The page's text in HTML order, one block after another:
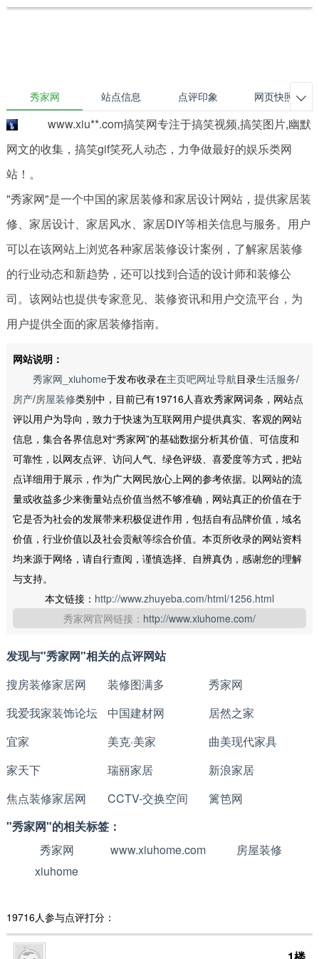
秀家网 站点信息 点评印象 网页快照 
www.xiu**.com搞笑网专注于搞笑视频,搞笑图片,幽默
网文的收集，搞笑gif笑死人动态，力争做最好的娱乐类网
站！。
"秀家网"是一个中国的家居装修和家居设计网站，提供家居装
修、家居设计、家居风水、家居DIY等相关信息与服务。用户
可以在该网站上浏览各种家居装修设计案例，了解家居装修
的行业动态和新趋势，还可以找到合适的设计师和装修公
司。该网站也提供专家意见、装修资讯和用户交流平台，为
用户提供全面的家居装修指南。
网站说明：
秀家网_xiuhome于发布收录在主页吧网址导航目录生活服务/
房产/房屋装修类别中，目前已有19716人喜欢秀家网词条，网站点
评以用户为导向，致力于快速为互联网用户提供真实、客观的网站
信息，集合各界信息对“秀家网”的基础数据分析其价值、可信度和
可靠性，以网友点评、访问人气、绿色评级、喜爱度等方式，把站
点详细用于展示，作为广大网民放心上网的参考依据。以网站的流
量或收益多少来衡量站点价值当然不够准确，网站真正的价值在于
它是否为社会的发展带来积极促进作用，包括自有品牌价值，域名
价值，行业价值以及社会贡献等综合价值。本页所收录的网站资料
均来源于网络，请自行查阅，谨慎选择、自辨真伪，感谢您的理解
与支持。
本文链接： http://www.zhuyeba.com/html/1256.html
秀家网官网链接： http://www.xiuhome.com/
发现与"秀家网"相关的点评网站
搜房装修家居网
装修图满多
秀家网
我爱我家装饰论坛
中国建材网
居然之家
宜家
美克·美家
曲美现代家具
家天下
瑞丽家居
新浪家居
焦点装修家居网
CCTV-交换空间
篱笆网
"秀家网"的相关标签：
秀家网
www.xiuhome.com
房屋装修
xiuhome
19716人参与点评打分：